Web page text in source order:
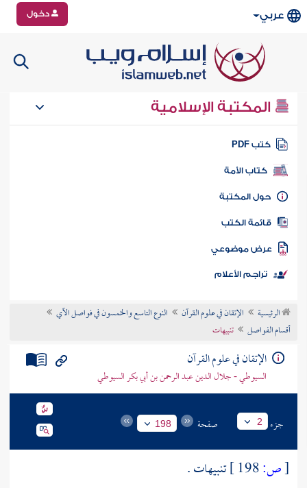
عربي دخول
المكتبة الإسلامية
كتب PDF
كتاب الأمة
المكتبة
الكتب
موضوعي
تراجم الأعلام
الرئيسية الإتقان في علوم القرآن
النوع التاسع والخمسون في فواصل الآي
أقسام الفواصل
تنبيهات
الإتقان في علوم القرآن
السيوطي - جلال الدين عبد الرحمن بن أبي بكر السيوطي
جزء 2 صفحة 198
[ص:
تنبيهات .